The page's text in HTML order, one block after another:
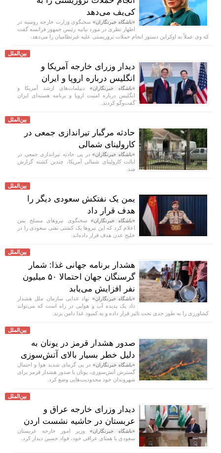
کی‌یف می‌دهد
«باشگاه خبرنگاران»سخنگوی وزارت خارجه روسیه در
اظهار نظری در مورد بیانیه رئیس جمهور فرانسه گفت
که وی عملاً به اوکراین دستور انجام حملات تروریستی علیه غیرنظامیان را می‌دهد.
بین‌الملل
دیدار وزرای خارجه آمریکا و
انگلیس درباره اروپا و ایران
«باشگاه خبرنگاران» دیپلمات‌های ارشد آمریکا و
انگلیس درباره امنیت اروپا و برنامه هسته‌ای ایران
گفت‌و‌گو کردند.
بین‌الملل
حادثه مرگبار تیراندازی جمعی در
کارولینای شمالی
«باشگاه خبرنگاران»در پی حادثه تیراندازی جمعی در
ایالت کارولینای شمالی آمریکا، چندین کشته گزارش
شد.
بین‌الملل
یمن یک نفتکش سعودی دیگر را
هدف قرار داد
«باشگاه خبرنگاران»سخنگوی نیروهای مسلح یمن
اعلام کرد که این نیروها یک کشتی نفتی سعودی را در
خلیج عدن هدف قرار داده‌اند.
بین‌الملل
هشدار برنامه جهانی غذا: شمار
گرسنگان جهان احتمالا ۵۰ میلیون
نفر افزایش می‌یابد
«باشگاه خبرنگاران» نهاد غذایی سازمان ملل هشدار
داد یک پدیده آب و هوایی در راه است که می‌تواند
کشاورزی را به طور جدی تحت تاثیر قرار داده و به کمبود غذا دامن بزند.
بین‌الملل
صدور هشدار قرمز در یونان به
دلیل خطر بسیار بالای آتش‌سوزی
«باشگاه خبرنگاران» در پی گرمای شدید هوا و احتمال
گسترش آتش‌سوزی، یونان با صدور هشدار قرمز برای
شهروندان خود محدودیت‌هایی وضع کرد.
بین‌الملل
دیدار وزرای خارجه عراق و
عربستان در حاشیه نشست اردن
«باشگاه خبرنگاران» وزیر امور خارجه عربستان
سعودی با همتای عراقی خود، فواد حسین دیدار کرد.